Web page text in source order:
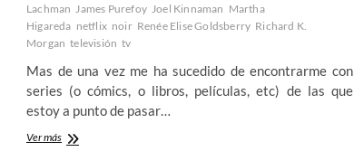
Lachman James Purefoy Joel Kinnaman Martha
Higareda netflix noir Renée Elise Goldsberry Richard K.
Morgan televisión tv
Mas de una vez me ha sucedido de encontrarme con
series (o cómics, o libros, películas, etc) de las que
estoy a punto de pasar…
Ver másAltered